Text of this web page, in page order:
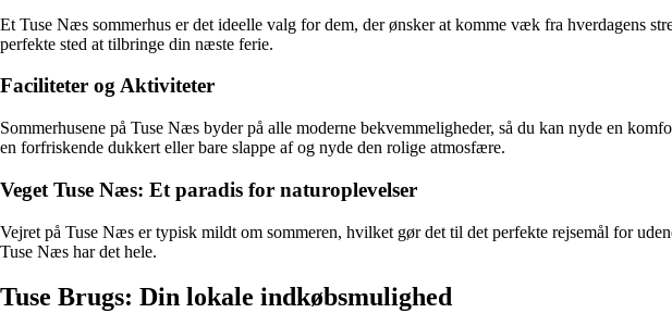
Et Tuse Næs sommerhus er det ideelle valg for dem, der ønsker at komme væk fra hverdagens
perfekte sted at tilbringe din næste ferie.
Faciliteter og Aktiviteter
Sommerhusene på Tuse Næs byder på alle moderne bekvemmeligheder, så du kan nyde en
en forfriskende dukkert eller bare slappe af og nyde den rolige atmosfære.
Veget Tuse Næs: Et paradis for naturoplevelser
Vejret på Tuse Næs er typisk mildt om sommeren, hvilket gør det til det perfekte rejsemål for
Tuse Næs har det hele.
Tuse Brugs: Din lokale indkøbsmulighed